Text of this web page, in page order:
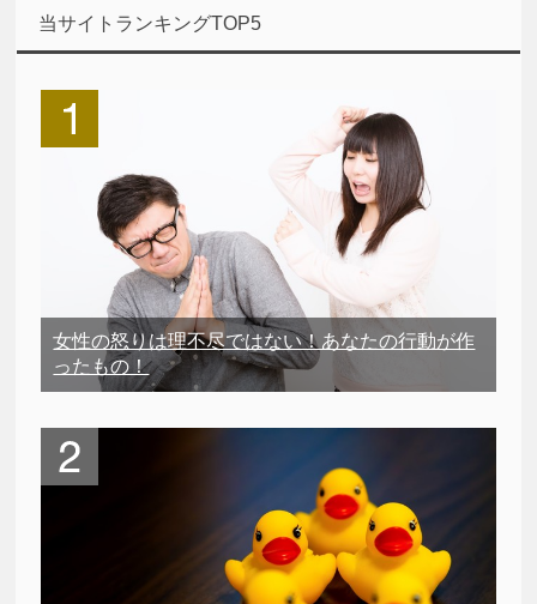
当サイトランキングTOP5
女性の怒りは理不尽ではない！あなたの行動が作
ったもの！